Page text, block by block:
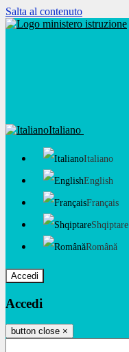
Salta al contenuto
Italiano
Italiano
English
Français
Shqiptare
Română
Accedi
Accedi
button close ×